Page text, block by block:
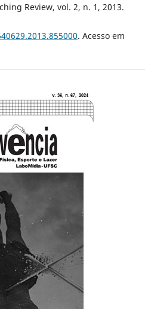
Review, vol. 2, n. 1, 2013.
. Acesso em